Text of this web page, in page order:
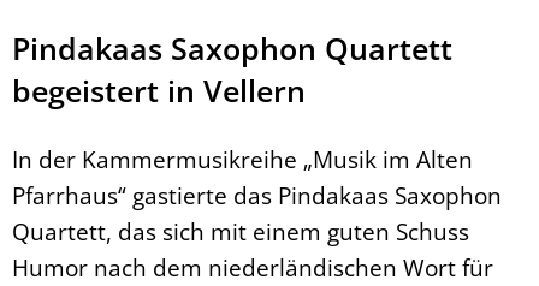
Pindakaas Saxophon Quartett
begeistert in Vellern
In der Kammermusikreihe „Musik im Alten
Pfarrhaus“ gastierte das Pindakaas Saxophon
Quartett, das sich mit einem guten Schuss
Humor nach dem niederländischen Wort für